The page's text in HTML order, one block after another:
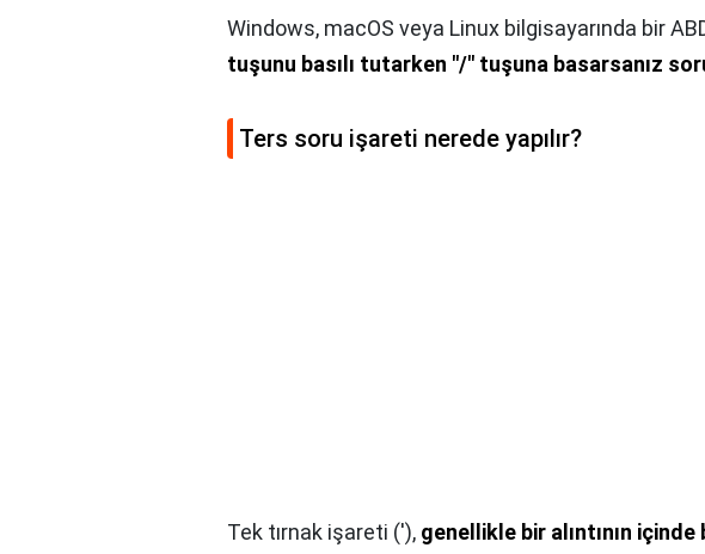
Windows, macOS veya Linux bilgisayarında bir
tuşunu basılı tutarken "/" tuşuna basarsanız
Ters soru işareti nerede yapılır?
Tek tırnak işareti ('), genellikle bir alıntının